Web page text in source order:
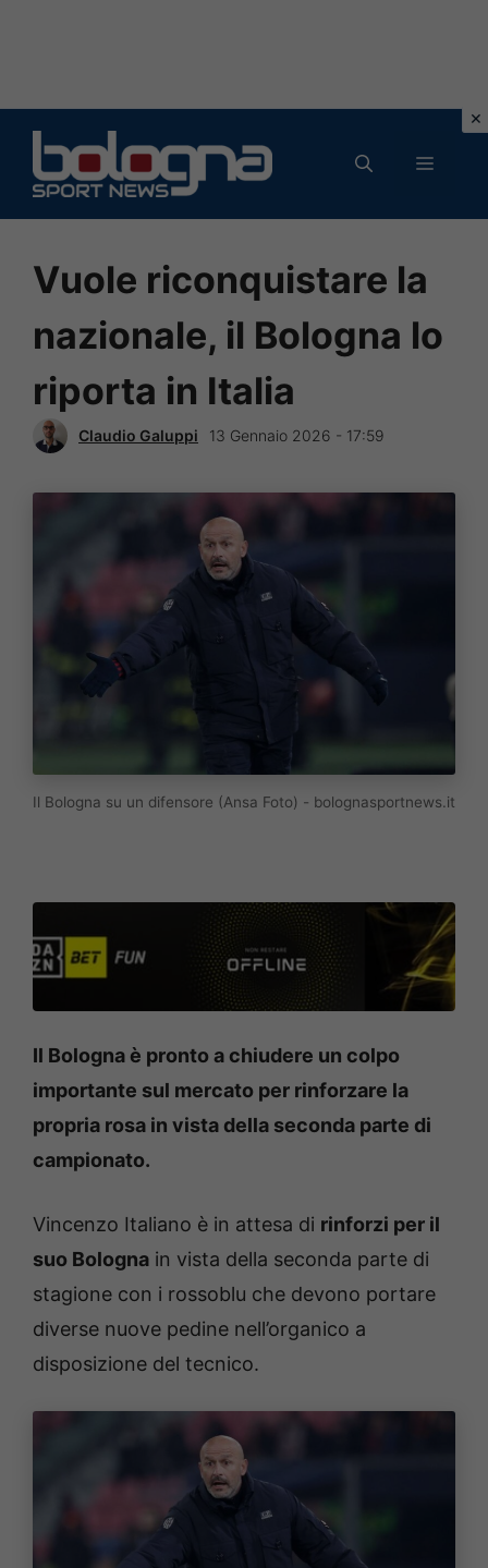
contenuto
MENU
Vuole riconquistare la
nazionale, il Bologna lo
riporta in Italia
Claudio Galuppi 13 Gennaio 2026 - 17:59
Il Bologna su un difensore (Ansa Foto) - bolognasportnews.it
Il Bologna è pronto a chiudere un colpo
importante sul mercato per rinforzare la
propria rosa in vista della seconda parte di
campionato.
Vincenzo Italiano è in attesa di rinforzi per il
suo Bologna in vista della seconda parte di
stagione con i rossoblu che devono portare
diverse nuove pedine nell’organico a
disposizione del tecnico.